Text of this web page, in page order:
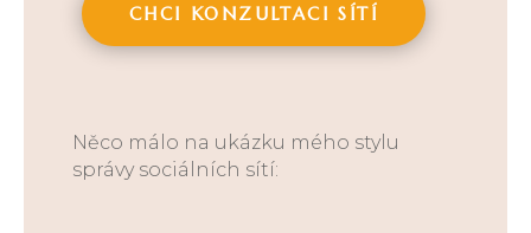
CHCI KONZULTACI SÍTÍ
Něco málo na ukázku mého stylu
správy sociálních sítí: